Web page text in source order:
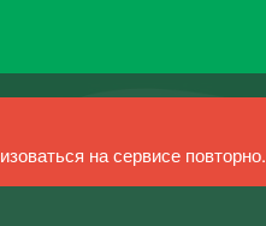
на сервисе повторно.